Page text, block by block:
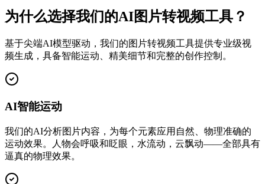
为什么选择我们的AI图片转视频工具？
基于尖端AI模型驱动，我们的图片转视频工具提供专业级视
频生成，具备智能运动、精美细节和完整的创作控制。
AI智能运动
我们的AI分析图片内容，为每个元素应用自然、物理准确的
运动效果。人物会呼吸和眨眼，水流动，云飘动——全部具有
逼真的物理效果。